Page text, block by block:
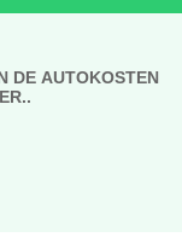
DE AUTOKOSTEN